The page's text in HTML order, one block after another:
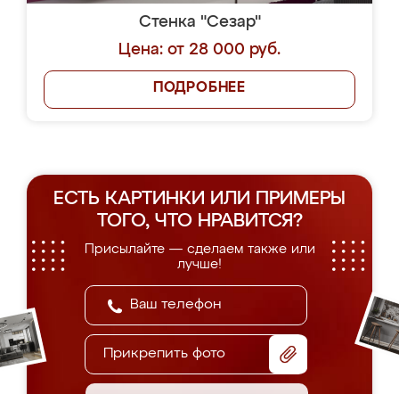
Стенка "Сезар"
Цена: от 28 000 руб.
ПОДРОБНЕЕ
ЕСТЬ КАРТИНКИ ИЛИ ПРИМЕРЫ
ТОГО, ЧТО НРАВИТСЯ?
Присылайте — сделаем также или
лучше!
Прикрепить фото